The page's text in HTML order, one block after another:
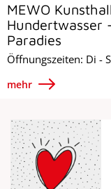
MEWO
Hundertwasser
Paradies
Öffnungszeiten: Di -
mehr